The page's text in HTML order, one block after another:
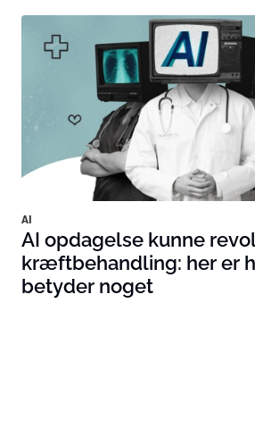
AI
AI opdagelse kunne
kræftbehandling: her er
betyder noget